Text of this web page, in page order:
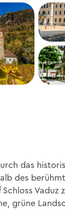
das
des
Vaduz
grüne